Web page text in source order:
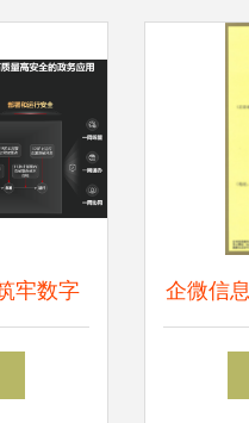
牢数字
络信息
企微信
筑牢